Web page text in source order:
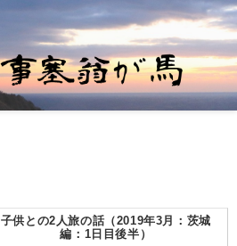
子供との2人旅の話（2019年3月：茨城
編：1日目後半）